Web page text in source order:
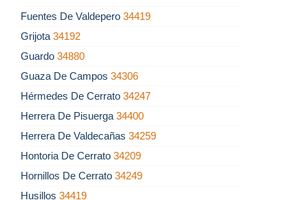
Fuentes De Valdepero 34419
Grijota 34192
Guardo 34880
Guaza De Campos 34306
Hérmedes De Cerrato 34247
Herrera De Pisuerga 34400
Herrera De Valdecañas 34259
Hontoria De Cerrato 34209
Hornillos De Cerrato 34249
Husillos 34419